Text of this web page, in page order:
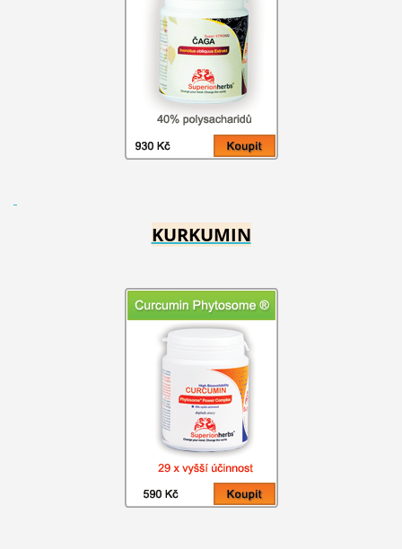
KURKUMIN